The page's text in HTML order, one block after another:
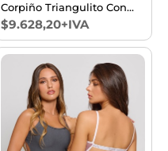
Corpiño Triangulito Con
Taza Soft Sin Push Up Y
Cola Less T85/100
$9.628,20+IVA